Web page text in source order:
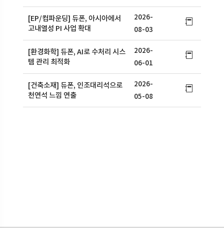
[EP/컴파운딩] 듀폰, 아시아에서
고내열성 PI 사업 확대
2026-
08-03
[환경화학] 듀폰, AI로 수처리 시스
템 관리 최적화
2026-
06-01
[건축소재] 듀폰, 인조대리석으로
천연석 느낌 연출
2026-
05-08